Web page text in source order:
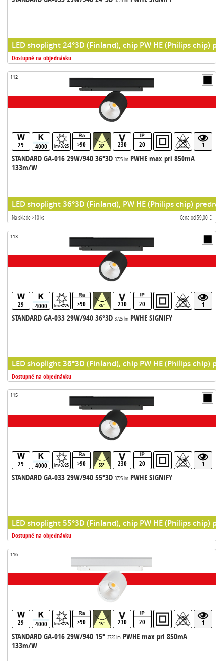
LED shoplight 24°3D (Finland), chip PW HE (Philips chip)
Dostupné na objednávku
112
29 4000 lm>3725 >90 36° 230 20 1
STANDARD GA-016 29W/940 36°3D 3725 lmPWHE max pri 850mA
133m/W
LED shoplight 36°3D (Finland), PW HE (Philips chip)
Na sklade >10 ks Cena od 59,00 €
113
29 4000 lm>3725 >90 36° 230 20 1
STANDARD GA-033 29W/940 36°3D 3725 lmPWHE SIGNIFY
LED shoplight 36°3D (Finland), chip PW HE (Philips chip)
Dostupné na objednávku
115
29 4000 lm>3725 >90 55° 230 20 1
STANDARD GA-033 29W/940 55°3D 3725 lmPWHE SIGNIFY
LED shoplight 55°3D (Finland), chip PW HE (Philips chip)
Dostupné na objednávku
116
29 4000 lm>3725 >90 15° 230 20 1
STANDARD GA-016 29W/940 15° 3725 lmPWHE max pri 850mA
133m/W